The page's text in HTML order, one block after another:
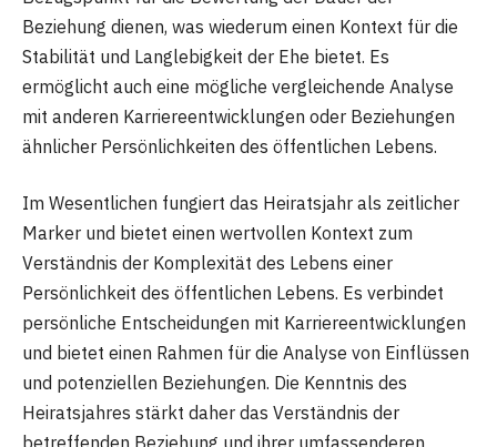
Beziehung dienen, was wiederum einen Kontext für die
Stabilität und Langlebigkeit der Ehe bietet. Es
ermöglicht auch eine mögliche vergleichende Analyse
mit anderen Karriereentwicklungen oder Beziehungen
ähnlicher Persönlichkeiten des öffentlichen Lebens.
Im Wesentlichen fungiert das Heiratsjahr als zeitlicher
Marker und bietet einen wertvollen Kontext zum
Verständnis der Komplexität des Lebens einer
Persönlichkeit des öffentlichen Lebens. Es verbindet
persönliche Entscheidungen mit Karriereentwicklungen
und bietet einen Rahmen für die Analyse von Einflüssen
und potenziellen Beziehungen. Die Kenntnis des
Heiratsjahres stärkt daher das Verständnis der